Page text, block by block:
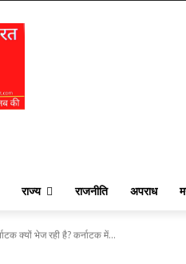
राज्य राजनीति अपराध
क्यों भेज रही है? कर्नाटक में...